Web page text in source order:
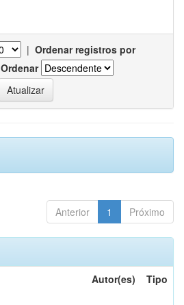
| Ordenar registros por
Ordenar
Anterior 1 Próximo
Autor(es) Tipo